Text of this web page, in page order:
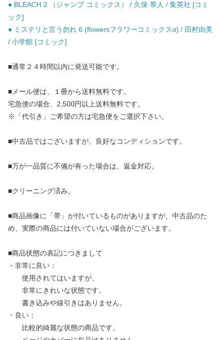
● BLEACH 2 （ジャンプ コミックス） / 久保 帯人 / 集英社 [コミ
ック]
● ミステリと言う勿れ 6 (flowersフラワーコミックスα) / 田村由美
/ 小学館 [コミック]
■通常２４時間以内に発送可能です。
■メール便は、１冊から送料無料です。
宅急便の場合、2,500円以上送料無料です。
※「代引き」ご希望の方は宅急便をご選択下さい。
■中古品ではございますが、良好なコンディションです。
■万が一品質に不備が有った場合は、返金対応。
■クリーニング済み。
■商品画像に「帯」が付いているものがありますが、中古品のた
め、実際の商品には付いていない場合がございます。
■商品状態の表記につきまして
・非常に良い：
使用されてはいますが、
非常にきれいな状態です。
書き込みや線引きはありません。
・良い：
比較的綺麗な状態の商品です。